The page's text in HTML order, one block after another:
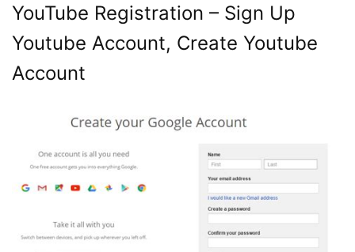
YouTube Registration – Sign Up
Youtube Account, Create Youtube
Account